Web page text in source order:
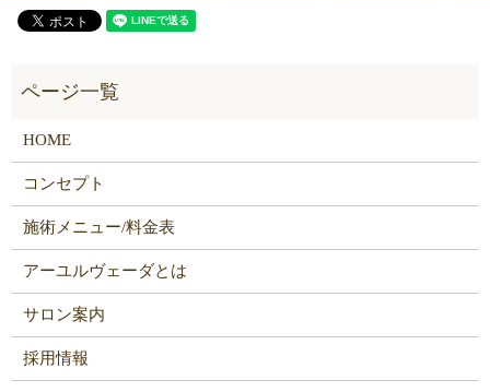
HOME
コンセプト
施術メニュー/料金表
アーユルヴェーダとは
サロン案内
採用情報